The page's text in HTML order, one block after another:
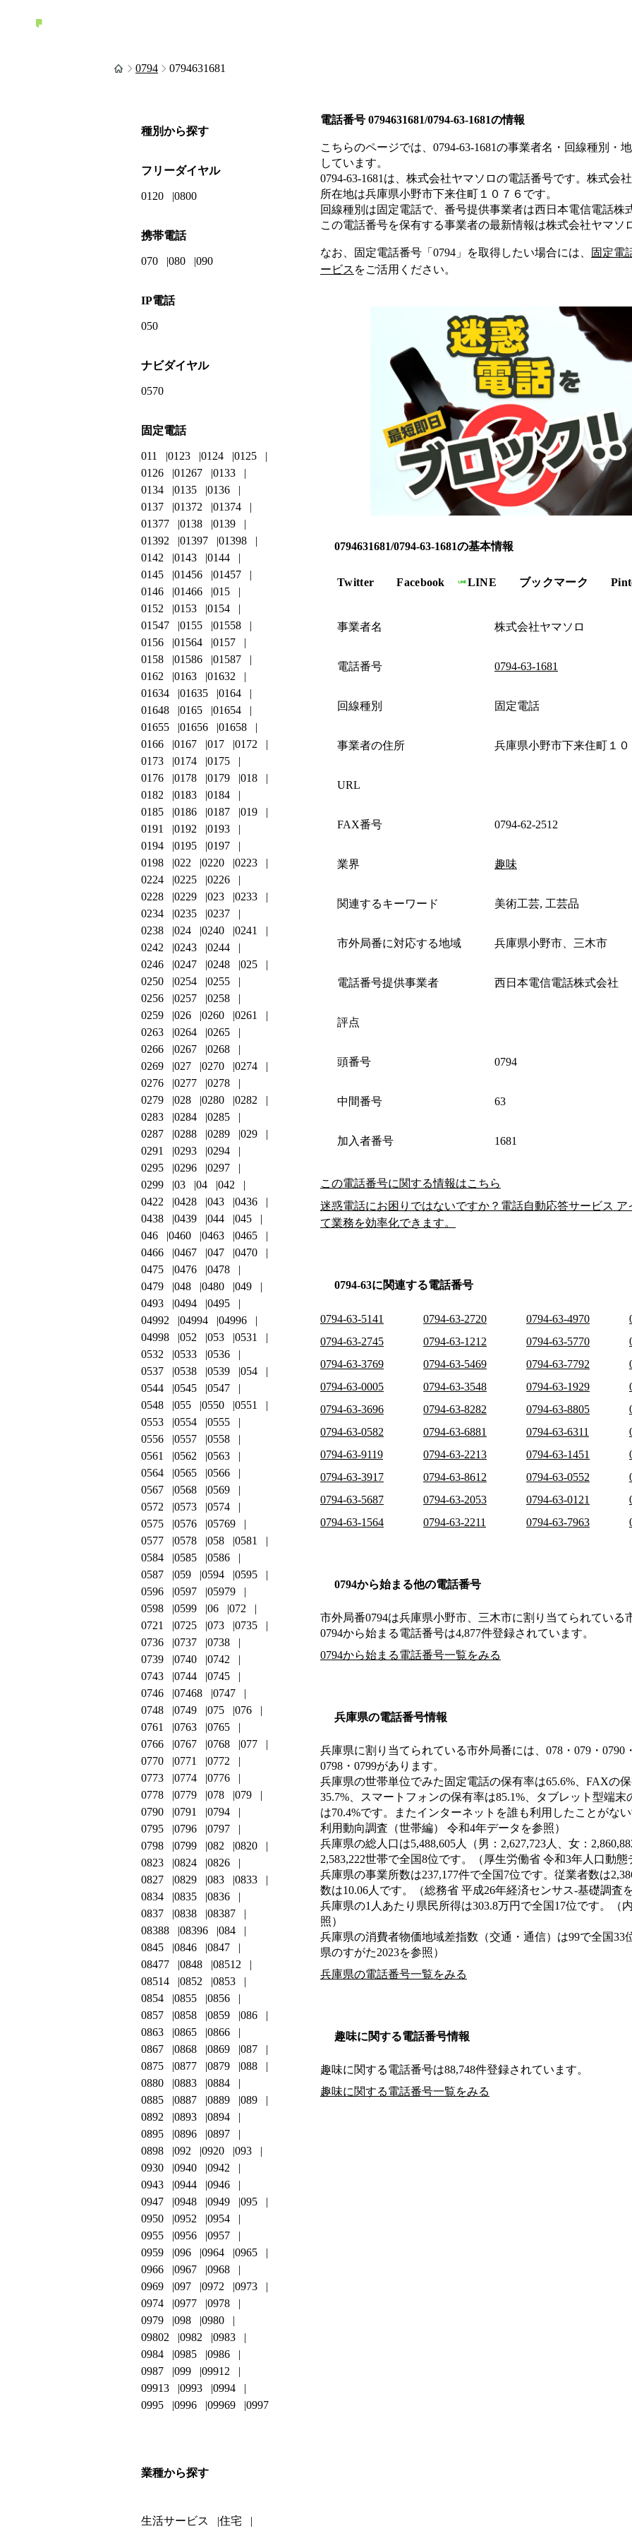
0794 0794631681
電話番号 0794631681/0794-63-1681の情報
こちらのページでは、 0794-63-1681の事業者名・回線種別・
しています。
0794-63-1681 は、 株式会社ヤマソロの電話番号です。 株式会
所在地は兵庫県小野市下来住町１０７６ です。
回線種別は固定電話で、番号提供事業者は西日本電信電話株
この電話番号を保有する事業者の最新情報は株式会社ヤマソ
なお、固定電話番号「 0794 」を取得したい場合には、
固定電
ービス をご活用ください。
0794631681/0794-63-1681の基本情報
Twitter Facebook LINE ブックマーク
事業者名 株式会社ヤマソロ
電話番号 0794-63-1681
回線種別 固定電話
事業者の住所 兵庫県小野市下来住町１
URL
FAX番号 0794-62-2512
業界 趣味
関連するキーワード 美術工芸, 工芸品
市外局番に対応する地域 兵庫県小野市、三木市
電話番号提供事業者 西日本電信電話株式会社
評点
頭番号 0794
中間番号 63
加入者番号 1681
この電話番号に関する情報はこちら
迷惑電話にお困りではないですか？電話自動応答サービス
て業務を効率化できます。
0794-63に関連する電話番号
0794-63-5141 0794-63-2720 0794-63-4970
0794-63-2745
0794-63-1212 0794-63-5770
0794-63-3769
0794-63-5469 0794-63-7792
0794-63-0005
0794-63-3548 0794-63-1929
0794-63-3696
0794-63-8282 0794-63-8805
0794-63-0582
0794-63-6881 0794-63-6311
0794-63-9119
0794-63-2213 0794-63-1451
0794-63-3917
0794-63-8612 0794-63-0552
0794-63-5687
0794-63-2053 0794-63-0121
0794-63-1564
0794-63-2211 0794-63-7963
0794から始まる他の電話番号
市外局番0794は兵庫県小野市、三木市に割り当てられている
0794から始まる電話番号は4,877件登録されています。
0794から始まる電話番号一覧をみる
兵庫県の電話番号情報
兵庫県に割り当てられている市外局番には、078・079・0790
0798・0799があります。
兵庫県の世帯単位でみた固定電話の保有率は65.6%、FAXの
35.7%、スマートフォンの保有率は85.1%、タブレット型端
は70.4%です。またインターネットを誰も利用したことがな
利用動向調査（世帯編） 令和4年データを参照）
兵庫県の総人口は5,488,605人（男：2,627,723人、女：
2,583,222世帯で全国8位です。（厚生労働省 令和3年人口動
兵庫県の事業所数は237,177件で全国7位です。従業者数は
数は10.06人です。（総務省 平成26年経済センサス‐基礎調査
兵庫県の1人あたり県民所得は303.8万円で全国17位です。（
照）
兵庫県の消費者物価地域差指数（交通・通信）は99で全国33
県のすがた2023を参照）
兵庫県の電話番号一覧をみる
趣味に関する電話番号情報
趣味に関する電話番号は88,748件登録されています。
趣味に関する電話番号一覧をみる
種別から探す
フリーダイヤル
0120 0800
携帯電話
070 080 090
IP電話
050
ナビダイヤル
0570
固定電話
011 0123 0124
0125
0126
01267
0133
0134
0135
0136
0137
01372
01374
01377
0138
0139
01392
01397
01398
0142
0143
0144
0145
01456
01457
0146
01466
015
0152
0153
0154
01547
0155
01558
0156
01564
0157
0158
01586
01587
0162
0163
01632
01634
01635
0164
01648
0165
01654
01655
01656
01658
0166
0167 017
0172
0173
0174
0175
0176
0178 0179
018
0182
0183
0184
0185
0186 0187
019
0191
0192
0193
0194
0195
0197
0198
022 0220
0223
0224
0225
0226
0228
0229 023
0233
0234
0235
0237
0238
024 0240
0241
0242
0243
0244
0246
0247 0248
025
0250
0254
0255
0256
0257
0258
0259
026 0260
0261
0263
0264
0265
0266
0267
0268
0269
027 0270
0274
0276
0277
0278
0279
028 0280
0282
0283
0284
0285
0287
0288 0289
029
0291
0293
0294
0295
0296
0297
0299
03 04
042
0422
0428 043
0436
0438
0439 044
045
046
0460 0463
0465
0466
0467 047
0470
0475
0476
0478
0479
048 0480
049
0493
0494
0495
04992
04994
04996
04998
052 053
0531
0532
0533
0536
0537
0538 0539
054
0544
0545
0547
0548
055 0550
0551
0553
0554
0555
0556
0557
0558
0561
0562
0563
0564
0565
0566
0567
0568
0569
0572
0573
0574
0575
0576
05769
0577
0578 058
0581
0584
0585
0586
0587
059 0594
0595
0596
0597
05979
0598
0599 06
072
0721
0725 073
0735
0736
0737
0738
0739
0740
0742
0743
0744
0745
0746
07468
0747
0748
0749 075
076
0761
0763
0765
0766
0767 0768
077
0770
0771
0772
0773
0774
0776
0778
0779 078
079
0790
0791
0794
0795
0796
0797
0798
0799 082
0820
0823
0824
0826
0827
0829 083
0833
0834
0835
0836
0837
0838
08387
08388
08396
084
0845
0846
0847
08477
0848
08512
08514
0852
0853
0854
0855
0856
0857
0858 0859
086
0863
0865
0866
0867
0868 0869
087
0875
0877 0879
088
0880
0883
0884
0885
0887 0889
089
0892
0893
0894
0895
0896
0897
0898
092 0920
093
0930
0940
0942
0943
0944
0946
0947
0948 0949
095
0950
0952
0954
0955
0956
0957
0959
096 0964
0965
0966
0967
0968
0969
097 0972
0973
0974
0977
0978
0979
098
0980
09802
0982
0983
0984
0985
0986
0987
099
09912
09913
0993
0994
0995
0996 09969 0997
業種から探す
生活サービス 住宅